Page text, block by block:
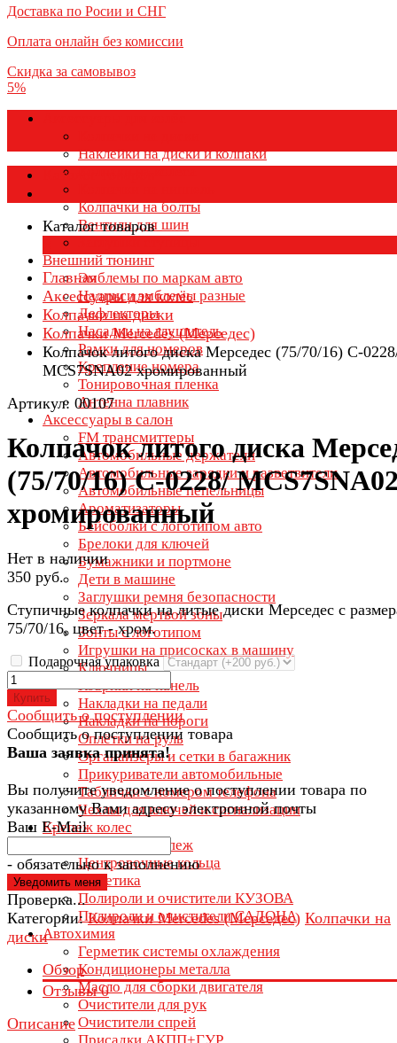
Доставка по Росии и СНГ
Оплата онлайн без комиссии
Скидка за самовывоз
5%
Наклейки на диски и колпаки
Колпаки на колеса
Колпачки на болты
Вентили для шин
Внешний тюнинг
Эмблемы по маркам авто
Надписи эмблемы разные
Дефлекторы
Насадки на глушитель
Рамки для номеров
Крепление номера
Тонировочная пленка
Антенна плавник
Аксессуары в салон
FM трансмиттеры
Автомобильные держатели
Автомобильные зарядки и разветвители
Автомобильные пепельницы
Ароматизаторы
Бейсболки с логотипом авто
Брелоки для ключей
Бумажники и портмоне
Дети в машине
Заглушки ремня безопасности
Зеркала мертвой зоны
Зонты с логотипом
Игрушки на присосках в машину
Ключницы
Коврики на панель
Накладки на педали
Накладки на пороги
Оплётки на руль
Органайзеры и сетки в багажник
Прикуриватели автомобильные
Таблички с номером телефона
Чехлы для ключей и сигнализации
Крепеж колес
Колесный крепеж
Центровочные кольца
Автокосметика
Полироли и очистители КУЗОВА
Полироли и очистители САЛОНА
Автохимия
Герметик системы охлаждения
Кондиционеры металла
Масло для сборки двигателя
Очистители для рук
Очистители спрей
Каталог товаров
Каталог товаров
Главная
Аксессуары для колёс
Колпачки на диски
Колпачки Mercedes (Мерседес)
Колпачок литого диска Мерседес (75/70/16) C-
MCS7SNA02 хромированный
Артикул: 00107
Колпачок литого диска
(75/70/16) C-0228/
хромированный
Нет в наличии
350 руб.
Ступичные колпачки на литые диски Мерседес с
75/70/16, цвет - хром.
Подарочная упаковка
Купить
Сообщить о поступлении
Сообщить о поступлении товара
Ваша заявка принята!
Вы получите уведомление о поступлении товара по
указанному Вами адресу электронной почты
Ваш E-Mail
- обязательно к заполнению
Проверка...
Категории:Колпачки Mercedes (Мерседес) Колпачки на
диски
Обзор
Отзывы0
Описание